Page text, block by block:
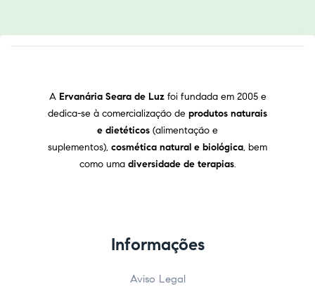
A Ervanária Seara de Luz foi fundada em 2005 e
dedica-se à comercialização de produtos naturais
e dietéticos (alimentação e
suplementos), cosmética natural e biológica, bem
como uma diversidade de terapias.
Informações
Aviso Legal